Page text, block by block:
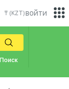
₸ (KZT)
Поиск
войти